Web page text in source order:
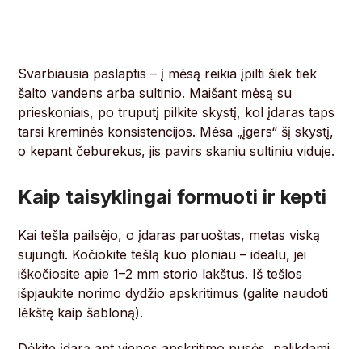
Svarbiausia paslaptis – į mėsą reikia įpilti šiek tiek
šalto vandens arba sultinio. Maišant mėsą su
prieskoniais, po truputį pilkite skystį, kol įdaras taps
tarsi kreminės konsistencijos. Mėsa „įgers“ šį skystį,
o kepant čeburekus, jis pavirs skaniu sultiniu viduje.
Kaip taisyklingai formuoti ir kepti
Kai tešla pailsėjo, o įdaras paruoštas, metas viską
sujungti. Kočiokite tešlą kuo ploniau – idealu, jei
iškočiosite apie 1–2 mm storio lakštus. Iš tešlos
išpjaukite norimo dydžio apskritimus (galite naudoti
lėkštę kaip šabloną).